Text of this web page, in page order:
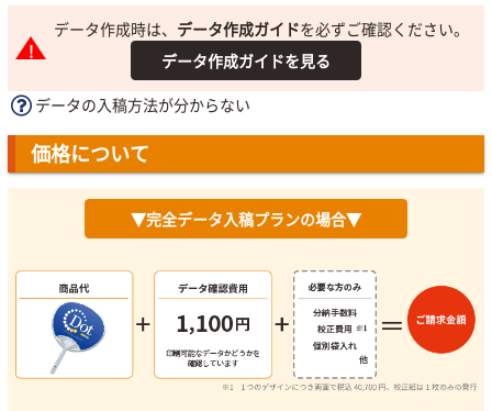
データ作成時は、 データ作成ガイドを必ずご確認ください。
データ作成ガイドを見る
データの入稿方法が分からない
価格について
▼完全データ入稿プランの場合▼